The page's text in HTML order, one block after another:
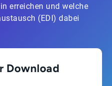
erreichen und welche
(EDI) dabei
Download